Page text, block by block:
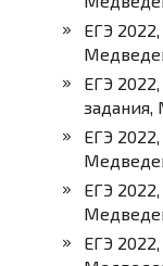
ЕГЭ
ЕГЭ
ЕГЭ
ЕГЭ
ЕГЭ